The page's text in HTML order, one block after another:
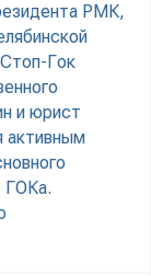
РМК,
Гок
и юрист
активным
ГОКа.